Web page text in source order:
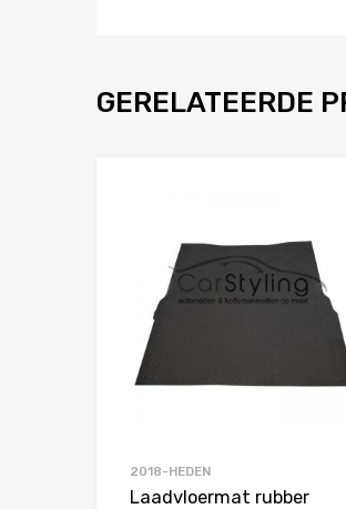
GERELATEERDE
2018-HEDEN
Laadvloermat rubber